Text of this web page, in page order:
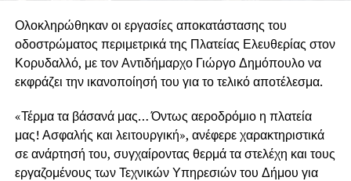
Ολοκληρώθηκαν οι εργασίες αποκατάστασης του
οδοστρώματος περιμετρικά της Πλατείας Ελευθερίας στον
Κορυδαλλό, με τον Αντιδήμαρχο Γιώργο Δημόπουλο να
εκφράζει την ικανοποίησή του για το τελικό αποτέλεσμα.
«Τέρμα τα βάσανά μας… Όντως αεροδρόμιο η πλατεία
μας! Ασφαλής και λειτουργική», ανέφερε χαρακτηριστικά
σε ανάρτησή του, συγχαίροντας θερμά τα στελέχη και τους
εργαζομένους των Τεχνικών Υπηρεσιών του Δήμου για